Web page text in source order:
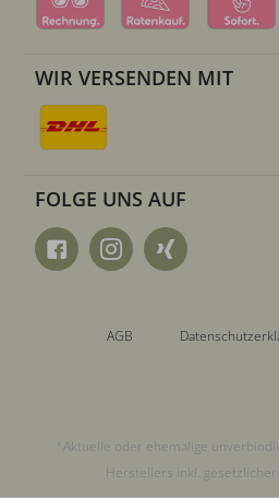
WIR VERSENDEN MIT
FOLGE UNS AUF
AGB
*Aktuelle oder ehemalige
Herstellers inkl.